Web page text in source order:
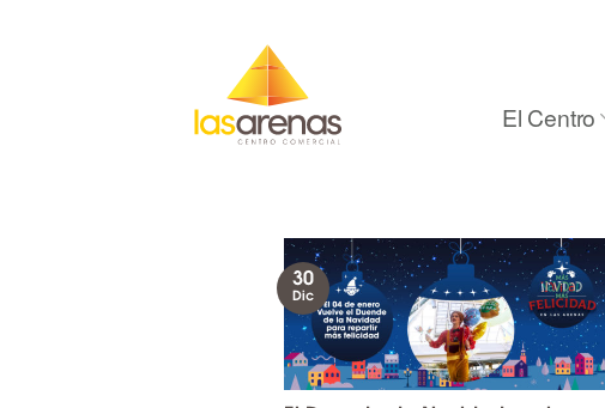
El Centro
30
Dic